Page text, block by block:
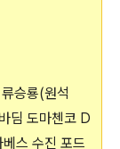
승룡(원석
딤 도마첸코 D
스 수진 포드